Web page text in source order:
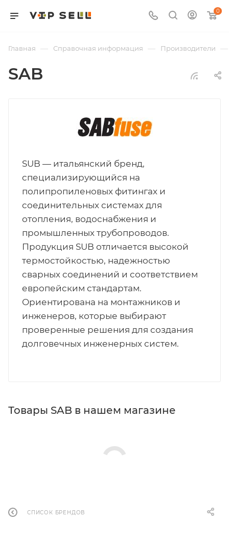
0
Главная — Справочная информация — Производители —
SAB
SUB — итальянский бренд,
специализирующийся на
полипропиленовых фитингах и
соединительных системах для
отопления, водоснабжения и
промышленных трубопроводов.
Продукция SUB отличается высокой
термостойкостью, надежностью
сварных соединений и соответствием
европейским стандартам.
Ориентирована на монтажников и
инженеров, которые выбирают
проверенные решения для создания
долговечных инженерных систем.
Товары SAB в нашем магазине
СПИСОК БРЕНДОВ